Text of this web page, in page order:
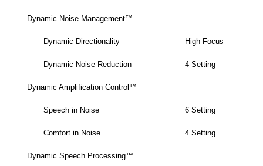
Dynamic Noise Management™
Dynamic Directionality High Focus
Dynamic Noise Reduction 4 Setting
Dynamic Amplification Control™
Speech in Noise 6 Setting
Comfort in Noise 4 Setting
Dynamic Speech Processing™